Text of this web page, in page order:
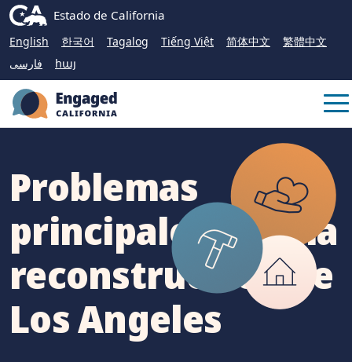
to
Main
CA.govEstado de California
English 한국어 Tagalog Tiếng Việt 简体中文
繁體中文
فارسی
հայ
Problemas
principales para la
reconstrucción de
Los Angeles